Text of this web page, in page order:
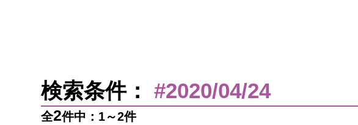
検索条件：#2020/04/24
全2件中：1～2件